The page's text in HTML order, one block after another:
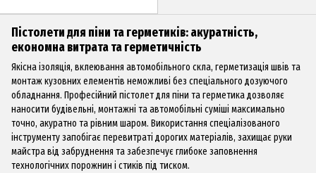
Пістолети для піни та герметиків: акуратність,
економна витрата та герметичність
Якісна ізоляція, вклеювання автомобільного скла, герметизація швів та
монтаж кузовних елементів неможливі без спеціального дозуючого
обладнання. Професійний пістолет для піни та герметика дозволяє
наносити будівельні, монтажні та автомобільні суміші максимально
точно, акуратно та рівним шаром. Використання спеціалізованого
інструменту запобігає перевитраті дорогих матеріалів, захищає руки
майстра від забруднення та забезпечує глибоке заповнення
технологічних порожнин і стиків під тиском.